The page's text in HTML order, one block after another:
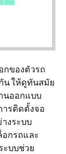
กของตัวรถ
น ให้ดูทันสมัย
นออกแบบ
ารติดตั้งจอ
งระบบ
อกรถและ
บบช่วย